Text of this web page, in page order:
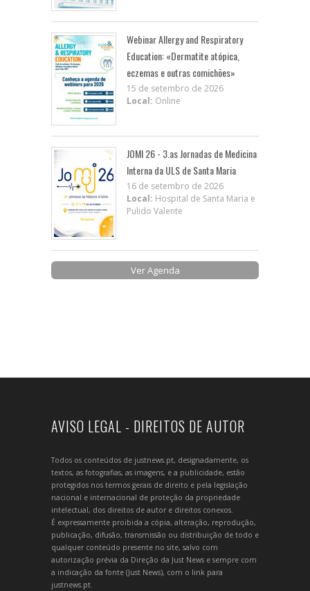
Webinar Allergy and Respiratory
Education: «Dermatite atópica,
eczemas e outras comichões»
15 de setembro de 2026
Local: Online
JOMI 26 - 3.as Jornadas de Medicina
Interna da ULS de Santa Maria
16 de setembro de 2026
Local: Hospital de Santa Maria e
Pulido Valente
Ver Agenda
AVISO LEGAL - DIREITOS DE AUTOR
Todos os conteúdos de justnews.pt, designadamente, os
textos, as fotografias, as imagens, e a publicidade, estão
protegidos nos termos gerais de direito e pela legislação
nacional e internacional de proteção da propriedade
intelectual, dos direitos de autor e direitos conexos.
É expressamente proibida a cópia, alteração, reprodução,
publicação, difusão, transmissão ou distribuição de todo e
qualquer conteúdo presente no site, salvo com
autorização prévia da Direção da Just News e sempre com
a indicação da fonte (Just News), com o link para
justnews.pt.